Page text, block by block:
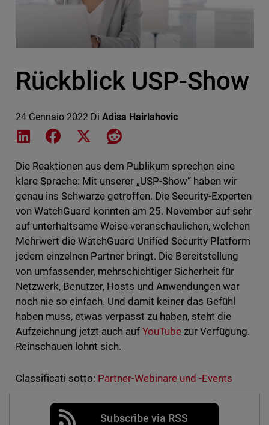
Rückblick USP-Show
24 Gennaio 2022 Di Adisa Hairlahovic
Share on LinkedIn
Share on Facebook
Share on XShare on Reddit
Die Reaktionen aus dem Publikum sprechen eine
klare Sprache: Mit unserer „USP-Show“ haben wir
genau ins Schwarze getroffen. Die Security-Experten
von WatchGuard konnten am 25. November auf sehr
auf unterhaltsame Weise veranschaulichen, welchen
Mehrwert die WatchGuard Unified Security Platform
jedem einzelnen Partner bringt. Die Bereitstellung
von umfassender, mehrschichtiger Sicherheit für
Netzwerk, Benutzer, Hosts und Anwendungen war
noch nie so einfach. Und damit keiner das Gefühl
haben muss, etwas verpasst zu haben, steht die
Aufzeichnung jetzt auch auf YouTube zur Verfügung.
Reinschauen lohnt sich.
Classificati sotto: Partner-Webinare und -Events
Subscribe via RSS